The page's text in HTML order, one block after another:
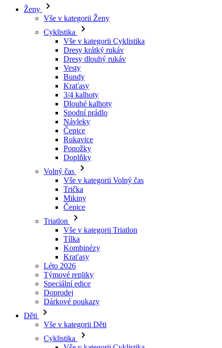
Ženy
Vše v kategorii Ženy
Cyklistika
Vše v kategorii Cyklistika
Dresy krátký rukáv
Dresy dlouhý rukáv
Vesty
Bundy
Kraťasy
3/4 kalhoty
Dlouhé kalhoty
Spodní prádlo
Návleky
Čepice
Rukavice
Ponožky
Doplňky
Volný čas
Vše v kategorii Volný čas
Trička
Mikiny
Čepice
Triatlon
Vše v kategorii Triatlon
Tílka
Kombinézy
Kraťasy
Léto 2026
Týmové repliky
Speciální edice
Doprodej
Dárkové poukazy
Děti
Vše v kategorii Děti
Cyklistika